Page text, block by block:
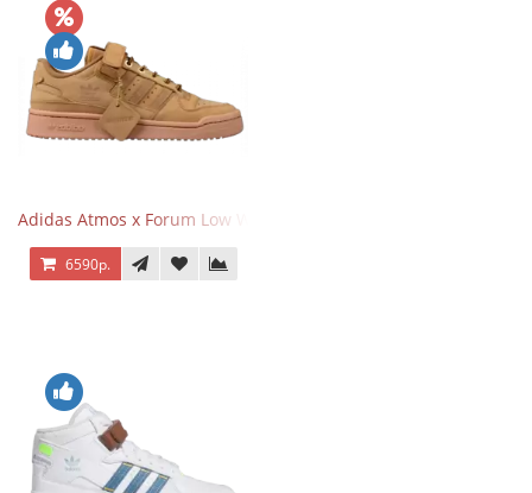
Adidas Atmos x Forum Low Wheat Dark Brown
6590р.